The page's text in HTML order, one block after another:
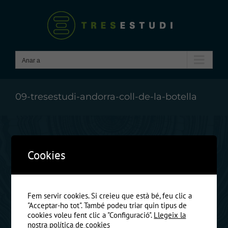
Anar a
09-tresestudi-andorra-coll-de-la-botella
Cookies
Fem servir cookies. Si creieu que està bé, feu clic a
"Acceptar-ho tot". També podeu triar quin tipus de
cookies voleu fent clic a "Configuració". Llegeix la
nostra política de cookies